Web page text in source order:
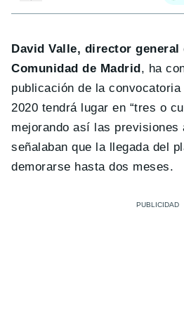
David Valle, director
Comunidad de Madrid, ha
publicación de la convocatoria
2020 tendrá lugar en “tres o
mejorando así las previsiones
señalaban que la llegada del
demorarse hasta dos meses.